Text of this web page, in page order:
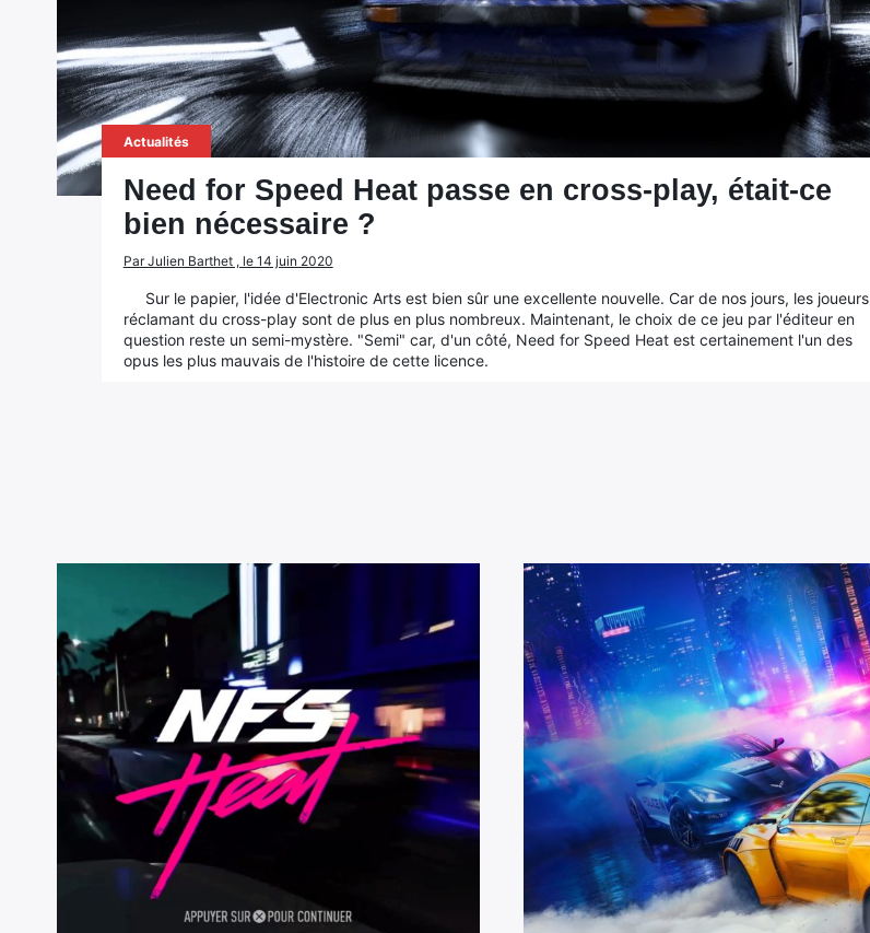
Actualités
Need for Speed Heat passe en cross-play, était-ce
bien nécessaire ?
Par Julien Barthet , le 14 juin 2020
Sur le papier, l'idée d'Electronic Arts est bien sûr une excellente nouvelle. Car de nos jours, les joueurs
réclamant du cross-play sont de plus en plus nombreux. Maintenant, le choix de ce jeu par l'éditeur en
question reste un semi-mystère. "Semi" car, d'un côté, Need for Speed Heat est certainement l'un des
opus les plus mauvais de l'histoire de cette licence.